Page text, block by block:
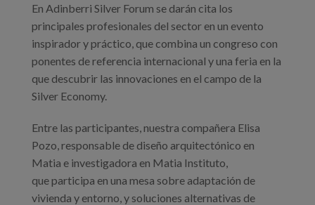
En Adinberri Silver Forum se darán cita los
principales profesionales del sector en un evento
inspirador y práctico, que combina un congreso con
ponentes de referencia internacional y una feria en la
que descubrir las innovaciones en el campo de la
Silver Economy.
Entre las participantes, nuestra compañera Elisa
Pozo, responsable de diseño arquitectónico en
Matia e investigadora en Matia Instituto,
que participa en una mesa sobre adaptación de
vivienda y entorno, y soluciones alternativas de